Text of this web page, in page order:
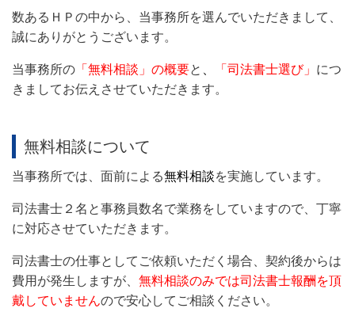
数あるＨＰの中から、当事務所を選んでいただきまして、
誠にありがとうございます。
当事務所の 「無料相談」の概要と 「司法書士選び」 につ
きましてお伝えさせていただきます。
無料相談について
当事務所では、面前による無料相談を実施しています。
司法書士２名と事務員数名で業務をしていますので、丁寧
に対応させていただきます。
司法書士の仕事としてご依頼いただく場合、契約後からは
費用が発生しますが、 無料相談のみでは司法書士報酬を頂
戴していませんので安心してご相談ください。